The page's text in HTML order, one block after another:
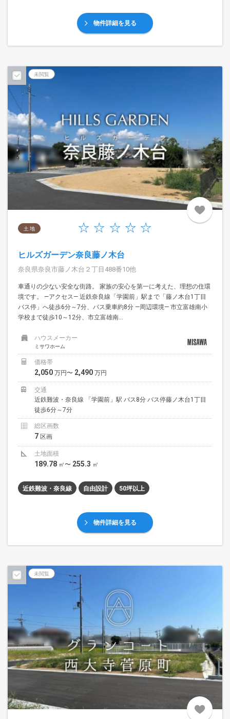
物件詳細を見る
未閲覧
土 地
ヒルズガーデン奈良藤ノ木台
奈良県奈良市藤ノ木台２丁目488番10他
車通りの少ない安全な街路。 家族の安心を第一に考えた、理想の住環
境です。 —アクセス— 近鉄奈良線「学園前」駅まで「藤ノ木台1丁目
バス停」へ徒歩6分～7分、バス乗車約8分 —周辺環境— 市立富雄南小
学校まで徒歩10～12分、市立富雄南...
ハウスメーカー
ミサワホーム
価格帯
2,050 万円〜 2,490 万円
交通
近鉄難波・奈良線 「学園前」駅 バス8分 バス停藤ノ木台1丁目
徒歩6分～7分
総区画数
7 区画
土地面積
189.78 ㎡〜 255.3 ㎡
近鉄難波・奈良線 自由設計 50坪以上
物件詳細を見る
未閲覧